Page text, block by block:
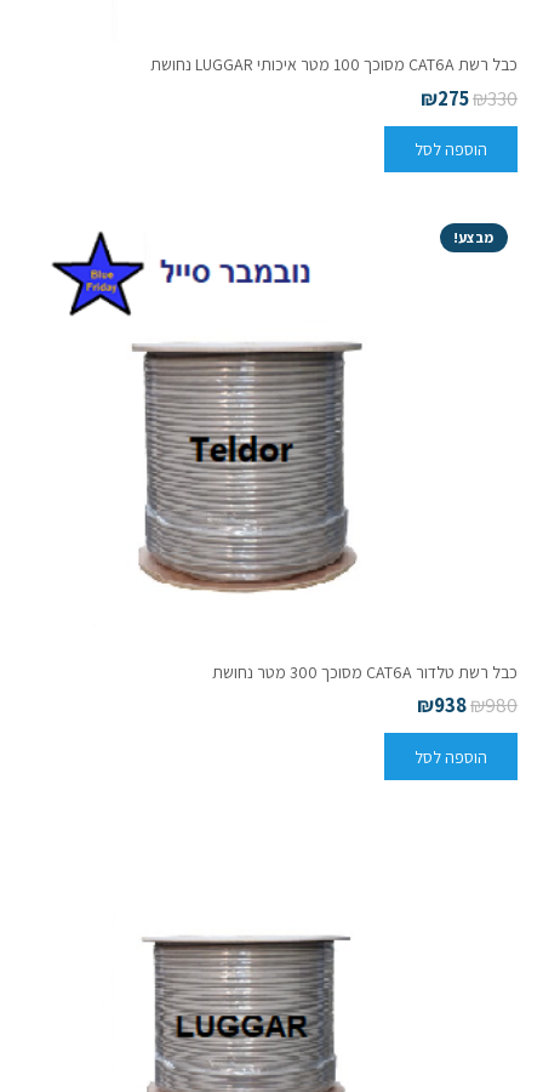
כבל רשת CAT6A מסוכך 100 מטר איכותי LUGGAR נחושת
₪330
₪275
הוספה לסל
מבצע!
כבל רשת טלדור CAT6A מסוכך 300 מטר נחושת
₪980
₪938
הוספה לסל